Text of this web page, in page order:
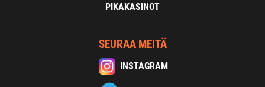
PIKAKASINOT
SEURAA MEITÄ
INSTAGRAM